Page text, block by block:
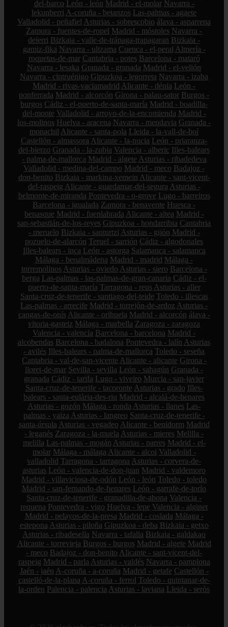
del-barco León - león Madrid - el-molar Navarra -
lekunberri A-coruña - betanzos Las-palmas - agaete
Valladolid - peñafiel Asturias - sobrescobio álava - asparrena
Zamora - fuentes-de-ropel Madrid - móstoles Navarra -
deierri Bizkaia - valle-de-trápaga-trapagaran Bizkaia -
gamiz-fika Navarra - ultzama Cuenca - el-peral Almería -
roquetas-de-mar Cantabria - potes Barcelona - mataró
Navarra - lesaka Granada - granada Madrid - el-vellón
Navarra - cintruénigo Gipuzkoa - legorreta Navarra - izaba
Madrid - rivas-vaciamadrid Alicante - dénia León -
ponferrada Madrid - alcorcón Girona - palau-sator Burgos -
burgos Cádiz - el-puerto-de-santa-maría Madrid - boadilla-
del-monte Valladolid - arroyo-de-la-encomienda Madrid -
los-molinos Huelva - aracena Navarra - mendavia Granada -
monachil Alicante - santa-pola Lleida - la-vall-de-boí
Castellón - almassora Alicante - la-nucia León - priaranza-
del-bierzo Granada - la-zubia Valencia - alberic Illes-balears
- palma-de-mallorca Madrid - algete Asturias - ribadedeva
Valladolid - medina-del-campo Madrid - meco Badajoz -
don-benito Bizkaia - markina-xemein Alicante - sant-vicent-
del-raspeig Alicante - guardamar-del-segura Asturias -
belmonte-de-miranda Pontevedra - o-grove Lugo - barreiros
Barcelona - igualada Zamora - benavente Huesca -
benasque Madrid - fuenlabrada Alicante - altea Madrid -
san-sebastián-de-los-reyes Gipuzkoa - hondarribia Cantabria
- meruelo Bizkaia - santurtzi Asturias - gijón Madrid -
pozuelo-de-alarcón Teruel - sarrión Cádiz - algodonales
Illes-balears - inca León - astorga Salamanca - salamanca
Málaga - benalmádena Madrid - madrid Málaga -
torremolinos Asturias - oviedo Asturias - siero Barcelona -
berga Las-palmas - las-palmas-de-gran-canaria Cádiz - el-
puerto-de-santa-maría Tarragona - reus Asturias - aller
Santa-cruz-de-tenerife - santiago-del-teide Toledo - illescas
Las-palmas - arrecife Madrid - torrejón-de-ardoz Asturias -
cangas-de-onís Alicante - orihuela Madrid - alcorcón álava -
vitoria-gasteiz Málaga - marbella Zaragoza - zaragoza
Valencia - valencia Barcelona - barcelona Madrid -
alcobendas Barcelona - badalona Pontevedra - lalín Asturias
- avilés Illes-balears - palma-de-mallorca Toledo - seseña
Cantabria - val-de-san-vicente Alicante - alicante Girona -
lloret-de-mar Sevilla - sevilla León - sahagún Granada -
granada Cádiz - tarifa Lugo - viveiro Murcia - san-javier
Santa-cruz-de-tenerife - tacoronte Asturias - grado Illes-
balears - santa-eulària-des-riu Madrid - alcalá-de-henares
Asturias - gozón Málaga - ronda Asturias - llanes Las-
palmas - yaiza Asturias - langreo Santa-cruz-de-tenerife -
santa-úrsula Asturias - vegadeo Alicante - benidorm Madrid
- leganés Zaragoza - la-muela Asturias - mieres Melilla -
melilla Las-palmas - mogán Asturias - parres Madrid - el-
molar Málaga - málaga Alicante - alcoi Valladolid -
valladolid Tarragona - tarragona Asturias - corvera-de-
asturias León - valencia-de-don-juan Madrid - valdemoro
Madrid - villaviciosa-de-odón León - león Toledo - toledo
Madrid - san-fernando-de-henares León - garrafe-de-torío
Santa-cruz-de-tenerife - granadilla-de-abona Valencia -
requena Pontevedra - vigo Huelva - lepe Valencia - alginet
Madrid - pelayos-de-la-presa Madrid - coslada Málaga -
estepona Asturias - piloña Gipuzkoa - deba Bizkaia - getxo
Asturias - ribadesella Navarra - tafalla Bizkaia - galdakao
Alicante - torrevieja Burgos - burgos Madrid - algete Madrid
- meco Badajoz - don-benito Alicante - sant-vicent-del-
raspeig Madrid - parla Asturias - valdés Navarra - pamplona
Jaén - jaén A-coruña - a-coruña Madrid - getafe Castellón -
castelló-de-la-plana A-coruña - ferrol Toledo - quintanar-de-
la-orden Palencia - palencia Asturias - laviana Lleida - seròs